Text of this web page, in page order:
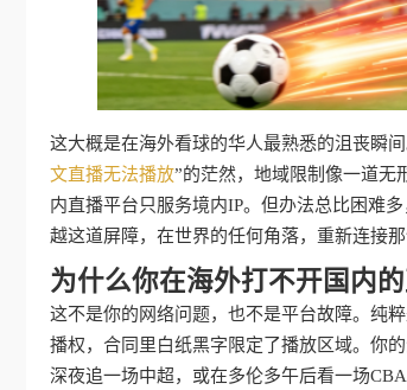
这大概是在海外看球的华人最熟悉的沮丧瞬
文直播无法播放”的茫然，地域限制像一道无
内直播平台只服务境内IP。但办法总比困难
越这道屏障，在世界的任何角落，重新连接
为什么你在海外打不开国内的
这不是你的网络问题，也不是平台故障。纯
播权，合同里白纸黑字限定了播放区域。你
深夜追一场中超，或在多伦多午后看一场